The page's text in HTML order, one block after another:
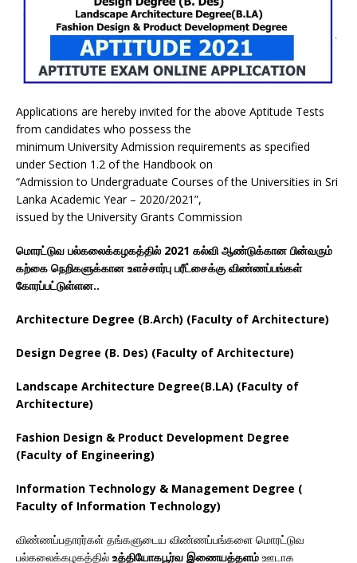
Applications are hereby invited for the above Aptitude Tests
from candidates who possess the
minimum University Admission requirements as specified
under Section 1.2 of the Handbook on
“Admission to Undergraduate Courses of the Universities in Sri
Lanka Academic Year – 2020/2021”,
issued by the University Grants Commission
மொரட்டுவ பல்கலைக்கழகத்தில் 2021 கல்வி ஆண்டுக்கான பின்வரும்
கற்கை நெறிகளுக்கான உளச்சார்பு பரீட்சைக்கு விண்ணப்பங்கள்
கோரப்பட்டுள்ளன..
Architecture Degree (B.Arch) (Faculty of Architecture)
Design Degree (B. Des) (Faculty of Architecture)
Landscape Architecture Degree(B.LA) (Faculty of
Architecture)
Fashion Design & Product Development Degree
(Faculty of Engineering)
Information Technology & Management Degree (
Faculty of Information Technology)
விண்ணப்பதாரர்கள் தங்களுடைய விண்ணப்பங்களை மொரட்டுவ
பல்கலைக்கழகத்தில் உத்தியோகபூர்வ இணையத்தளம் ஊடாக